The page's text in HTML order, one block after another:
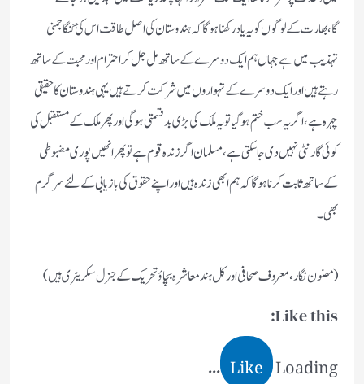
گا،بھارت کےلوگوں کو یہ یاد رکھنا ہوگا کہ ہندوستان کی اصل طاقت اس کی گنگا جمنی
تہذیب میں ہے جہاں ہم ایک دوسرے کے ساتھ مل جل کر احترام اور محبت کے ساتھ
رہتے ہیں اور ایک دوسرے کے تہواروں میں شرکت کرتے ہیں یہی ہندوستان کا حقیقی
چہرہ ہے،اگر یہ سب ختم ہوگیا تو یہ ملک کی بڑی بدقسمتی ہوگی اور پھر ملک کے مستقبل کی
کوئی گارنٹی نہیں دی جاسکتی ہے،مسلمان اگر زندہ قوم ہے تو پھر انھیں پوری مضبوطی
کے ساتھ ثابت کرنا ہوگا کہ ہم ابھی زندہ ہیں اور اپنے حقوق کی بازیابی کے لئے سرگرم
بھی۔
(مضون نگار،معروف صحافی اورکل ہند معاشرہ بچاؤ تحریک کے جنرل سکریٹری ہیں)
Like this:
Like Loading...